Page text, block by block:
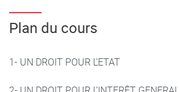
Plan du cours
1- UN DROIT POUR L’ETAT